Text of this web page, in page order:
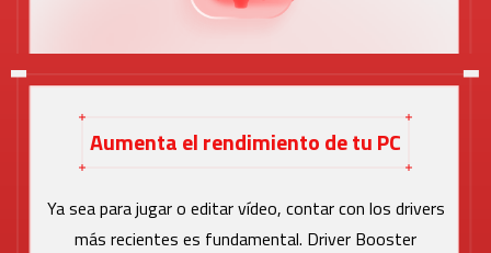
Aumenta el rendimiento de tu PC
Ya sea para jugar o editar vídeo, contar con los drivers
más recientes es fundamental. Driver Booster